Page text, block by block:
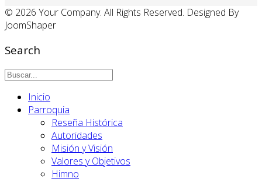
© 2026 Your Company. All Rights Reserved. Designed By
JoomShaper
Search
Inicio
Parroquia
Reseña Histórica
Autoridades
Misión y Visión
Valores y Objetivos
Himno